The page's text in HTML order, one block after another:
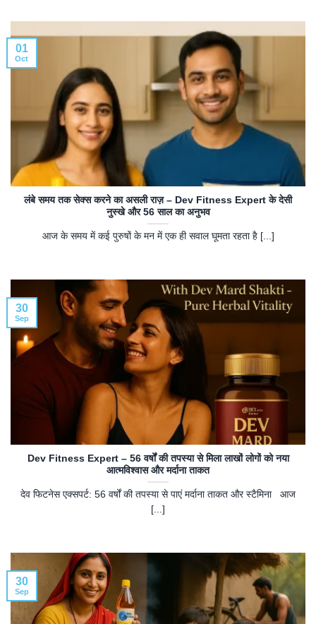
लंबे समय तक सेक्स करने का असली राज़ – Dev Fitness Expert के देसी
नुस्खे और 56 साल का अनुभव
आज के समय में कई पुरुषों के मन में एक ही सवाल घूमता रहता है [...]
01
Oct
Dev Fitness Expert – 56 वर्षों की तपस्या से मिला लाखों लोगों को नया
आत्मविश्वास और मर्दाना ताकत
देव फिटनेस एक्सपर्ट: 56 वर्षों की तपस्या से पाएं मर्दाना ताकत और स्टैमिना आज
[...]
30
Sep
30
Sep